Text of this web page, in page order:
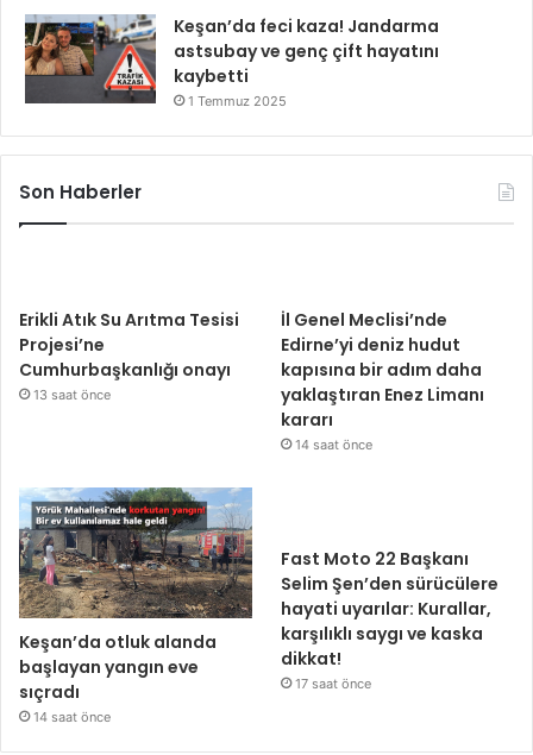
Keşan’da feci kaza! Jandarma
astsubay ve genç çift hayatını
kaybetti
1 Temmuz 2025
Son Haberler
Erikli Atık Su Arıtma Tesisi
Projesi’ne
Cumhurbaşkanlığı onayı
13 saat önce
İl Genel Meclisi’nde
Edirne’yi deniz hudut
kapısına bir adım daha
yaklaştıran Enez Limanı
kararı
14 saat önce
Keşan’da otluk alanda
başlayan yangın eve
sıçradı
14 saat önce
Fast Moto 22 Başkanı
Selim Şen’den sürücülere
hayati uyarılar: Kurallar,
karşılıklı saygı ve kaska
dikkat!
17 saat önce